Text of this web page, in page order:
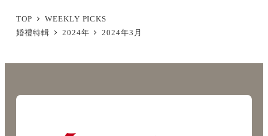
TOP
WEEKLY PICKS
婚禮特輯
2024年 2024年3月